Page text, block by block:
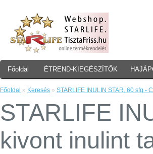
Főoldal ÉTREND-KIEGÉSZÍTŐK
Főoldal » Keresés » STARLIFE INULIN STAR, 60 sfg -
STARLIFE
kivont inulint